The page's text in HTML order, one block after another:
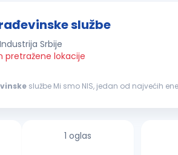
službe
Srbije
pretražene lokacije
službe Mi smo NIS, jedan od najvećih energetskih sistema u jugoistočnoj Evropi. Naš rad počinje na terenu širom Srbije, tamo gde
1 oglas